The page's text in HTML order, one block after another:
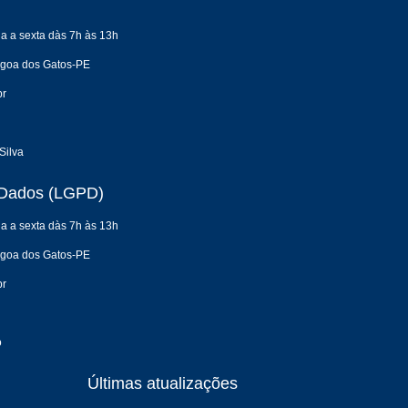
a sexta dàs 7h às 13h
dos Gatos-PE
(LGPD)
a sexta dàs 7h às 13h
dos Gatos-PE
Últimas atualizações